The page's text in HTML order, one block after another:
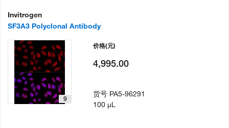
Invitrogen
SF3A3 Polyclonal Antibody
9
价格(元)
4,995.00
货号 PA5-96291
100 µL